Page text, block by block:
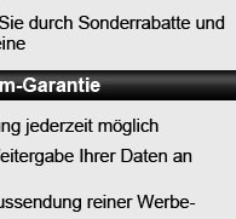
Perfekt für
professionelle
Entwickler,
ambitionierte
Maker und Modellbau-
renkforce hat seinen
RF2000überarbeitet